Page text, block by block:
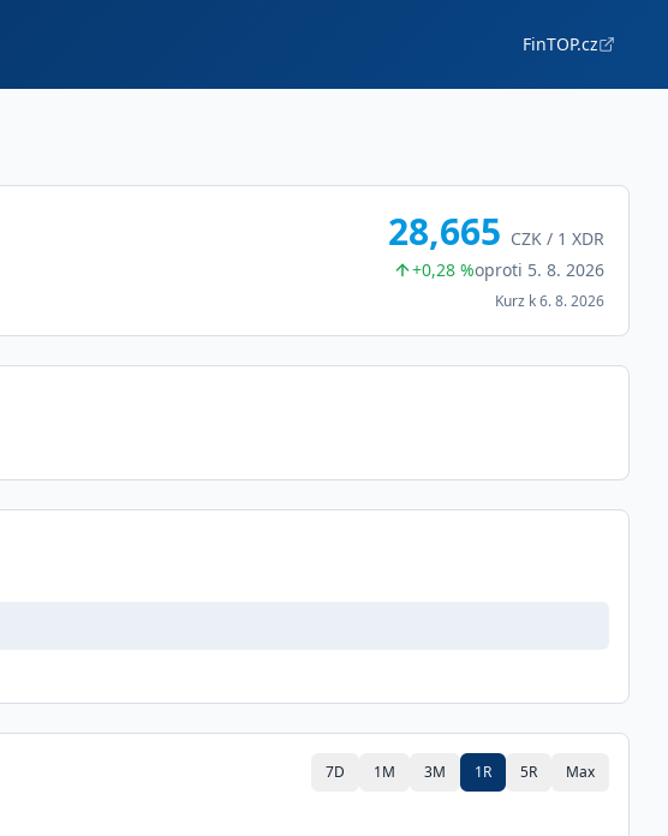
FinTOP.cz
28,665 CZK / 1 XDR
+0,28 %oproti 5. 8. 2026
Kurz k6. 8. 2026
7D 1M 3M 1R 5R
Max